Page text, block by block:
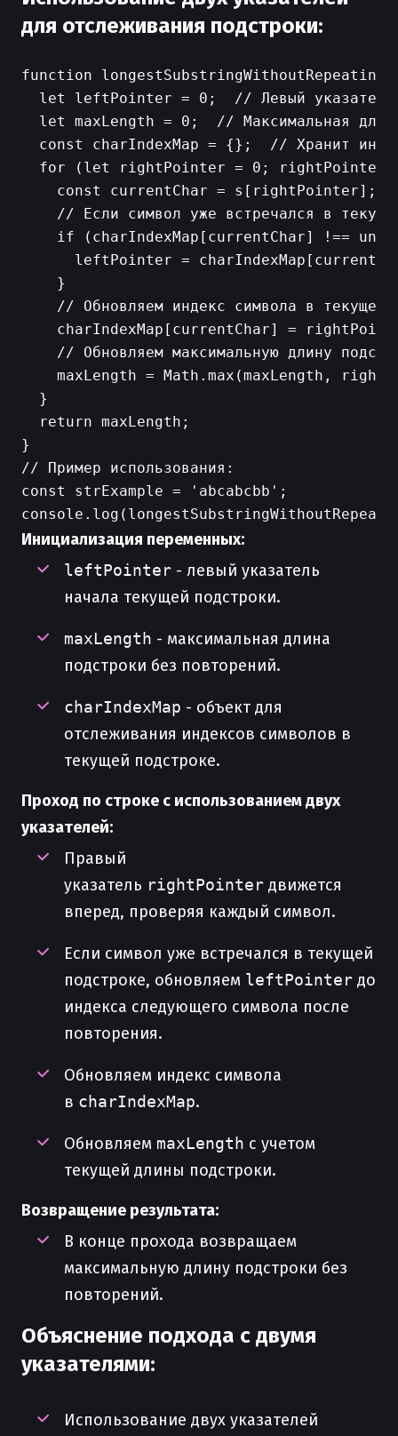
для отслеживания подстроки:
function
let leftPointer = 0;  // Левый
let maxLength = 0;  // Максимальная
const charIndexMap = {};  // Хранит
for (let rightPointer = 0; rightPointer
    const currentChar = s[rightPointer];
// Если символ уже встречался в
if (charIndexMap[currentChar] !==
leftPointer =
    }
// Обновляем индекс символа в текущей
charIndexMap[currentChar] =
// Обновляем максимальную длину
maxLength = Math.max(maxLength,
  }
  return maxLength;
}
// Пример использования:
const strExample = 'abcabcbb';
Инициализация переменных:
leftPointer - левый указатель
начала текущей подстроки.
maxLength - максимальная длина
подстроки без повторений.
charIndexMap - объект для
отслеживания индексов символов в
текущей подстроке.
Проход по строке с использованием двух
указателей:
Правый
указатель rightPointer движется
вперед, проверяя каждый символ.
Если символ уже встречался в текущей
подстроке, обновляем leftPointer до
индекса следующего символа после
повторения.
Обновляем индекс символа
в charIndexMap.
Обновляем maxLength с учетом
текущей длины подстроки.
Возвращение результата:
В конце прохода возвращаем
максимальную длину подстроки без
повторений.
Объяснение подхода с двумя
указателями:
Использование двух указателей